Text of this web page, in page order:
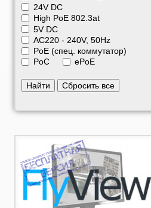
24V DC
High PoE 802.3at
5V DC
АС220 - 240V, 50Hz
PoE (спец. коммутатор)
PoC
ePoE
Найти Сбросить все